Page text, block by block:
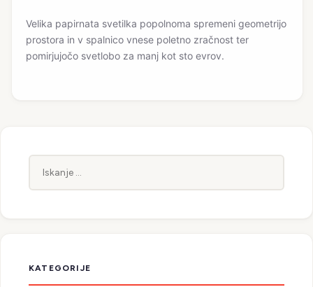
Velika papirnata svetilka popolnoma spremeni geometrijo
prostora in v spalnico vnese poletno zračnost ter
pomirjujočo svetlobo za manj kot sto evrov.
KATEGORIJE